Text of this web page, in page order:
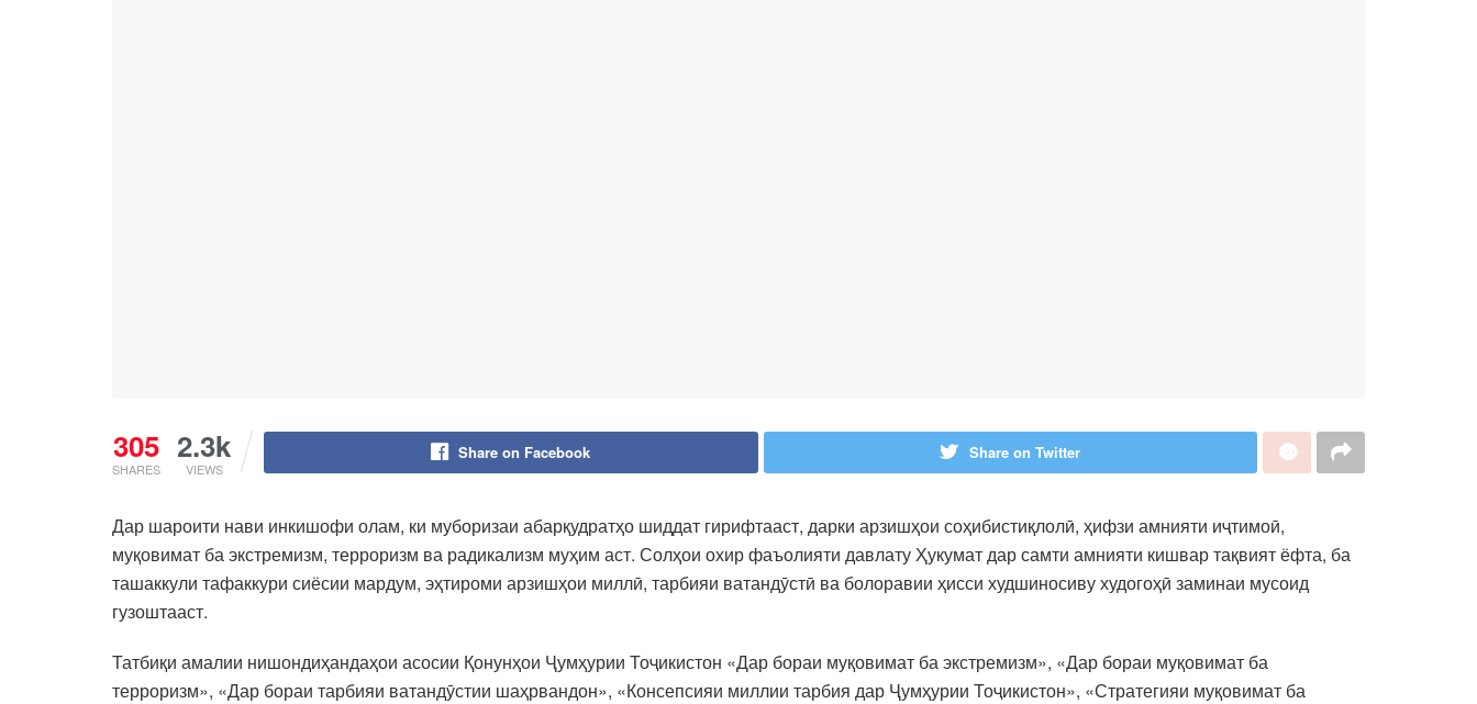
305
SHARES
2.3k
VIEWS
Share on Facebook Share on Twitter
Дар шароити нави инкишофи олам, ки муборизаи абарқудратҳо шиддат гирифтааст, дарки арзишҳои соҳибистиқлолӣ, ҳифзи амнияти иҷтимоӣ,
муқовимат ба экстремизм, терроризм ва радикализм муҳим аст. Солҳои охир фаъолияти давлату Ҳукумат дар самти амнияти кишвар тақвият ёфта, ба
ташаккули тафаккури сиёсии мардум, эҳтироми арзишҳои миллӣ, тарбияи ватандӯстӣ ва болоравии ҳисси худшиносиву худогоҳӣ заминаи мусоид
гузоштааст.
Татбиқи амалии нишондиҳандаҳои асосии Қонунҳои Ҷумҳурии Тоҷикистон «Дар бораи муқовимат ба экстремизм», «Дар бораи муқовимат ба
терроризм», «Дар бораи тарбияи ватандӯстии шаҳрвандон», «Консепсияи миллии тарбия дар Ҷумҳурии Тоҷикистон», «Стратегияи муқовимат ба